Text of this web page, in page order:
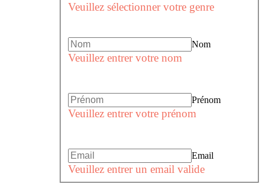
Veuillez sélectionner votre genre
Nom
Veuillez entrer votre nom
Prénom
Veuillez entrer votre prénom
Email
Veuillez entrer un email valide